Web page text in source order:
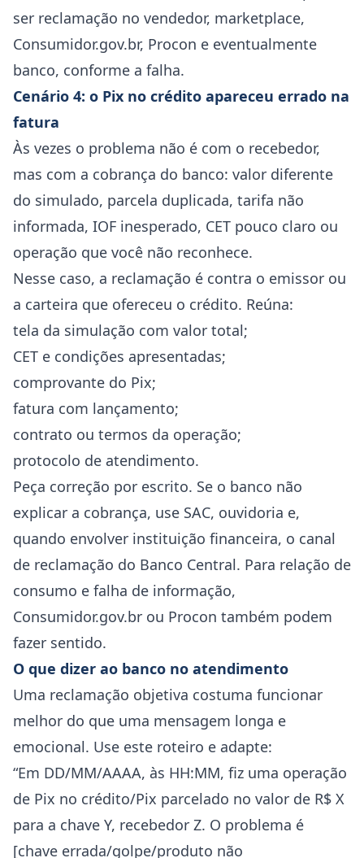
ser reclamação no vendedor, marketplace,
Consumidor.gov.br, Procon e eventualmente
banco, conforme a falha.
Cenário 4: o Pix no crédito apareceu errado na
fatura
Às vezes o problema não é com o recebedor,
mas com a cobrança do banco: valor diferente
do simulado, parcela duplicada, tarifa não
informada, IOF inesperado, CET pouco claro ou
operação que você não reconhece.
Nesse caso, a reclamação é contra o emissor ou
a carteira que ofereceu o crédito. Reúna:
tela da simulação com valor total;
CET e condições apresentadas;
comprovante do Pix;
fatura com lançamento;
contrato ou termos da operação;
protocolo de atendimento.
Peça correção por escrito. Se o banco não
explicar a cobrança, use SAC, ouvidoria e,
quando envolver instituição financeira, o canal
de reclamação do Banco Central. Para relação de
consumo e falha de informação,
Consumidor.gov.br ou Procon também podem
fazer sentido.
O que dizer ao banco no atendimento
Uma reclamação objetiva costuma funcionar
melhor do que uma mensagem longa e
emocional. Use este roteiro e adapte:
“Em DD/MM/AAAA, às HH:MM, fiz uma operação
de Pix no crédito/Pix parcelado no valor de R$ X
para a chave Y, recebedor Z. O problema é
[chave errada/golpe/produto não